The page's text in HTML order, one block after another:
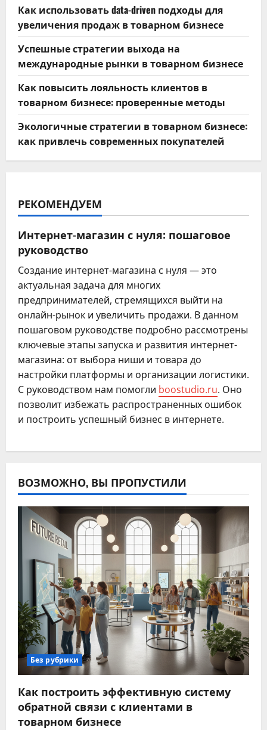
Как использовать data-driven подходы для
увеличения продаж в товарном бизнесе
Успешные стратегии выхода на
международные рынки в товарном бизнесе
Как повысить лояльность клиентов в
товарном бизнесе: проверенные методы
Экологичные стратегии в товарном бизнесе:
как привлечь современных покупателей
РЕКОМЕНДУЕМ
Интернет-магазин с нуля: пошаговое
руководство
Создание интернет-магазина с нуля — это
актуальная задача для многих
предпринимателей, стремящихся выйти на
онлайн-рынок и увеличить продажи. В данном
пошаговом руководстве подробно рассмотрены
ключевые этапы запуска и развития интернет-
магазина: от выбора ниши и товара до
настройки платформы и организации логистики.
С руководством нам помогли boostudio.ru. Оно
позволит избежать распространенных ошибок
и построить успешный бизнес в интернете.
ВОЗМОЖНО, ВЫ ПРОПУСТИЛИ
Без рубрики
Как построить эффективную систему
обратной связи с клиентами в
товарном бизнесе